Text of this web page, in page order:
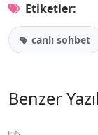
Etiketler:
canlı sohbet
Benzer